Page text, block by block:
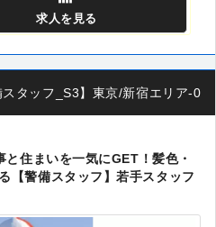
求人を見る
タッフ_S3】東京/新宿エリア-009
住まいを一気にGET！髪色・
【警備スタッフ】若手スタッフ